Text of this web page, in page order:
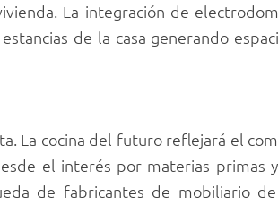
La integración de
de la casa generando
La cocina del futuro reflejará el
el interés por materias primas
de fabricantes de mobiliario de